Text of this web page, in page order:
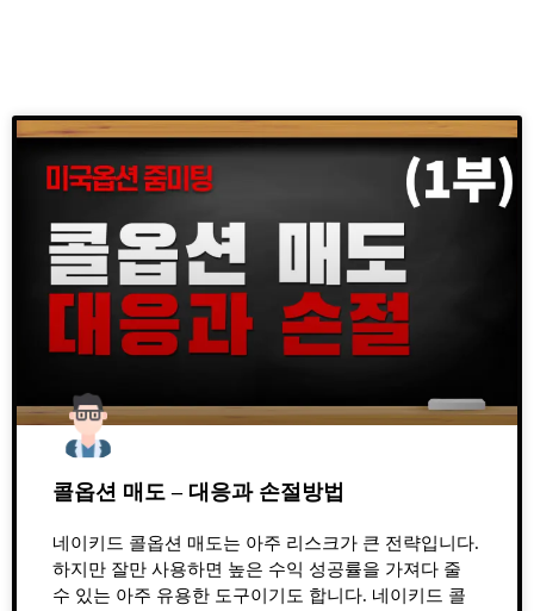
콜옵션 매도 – 대응과 손절방법
네이키드 콜옵션 매도는 아주 리스크가 큰 전략입니다.
하지만 잘만 사용하면 높은 수익 성공률을 가져다 줄
수 있는 아주 유용한 도구이기도 합니다. 네이키드 콜